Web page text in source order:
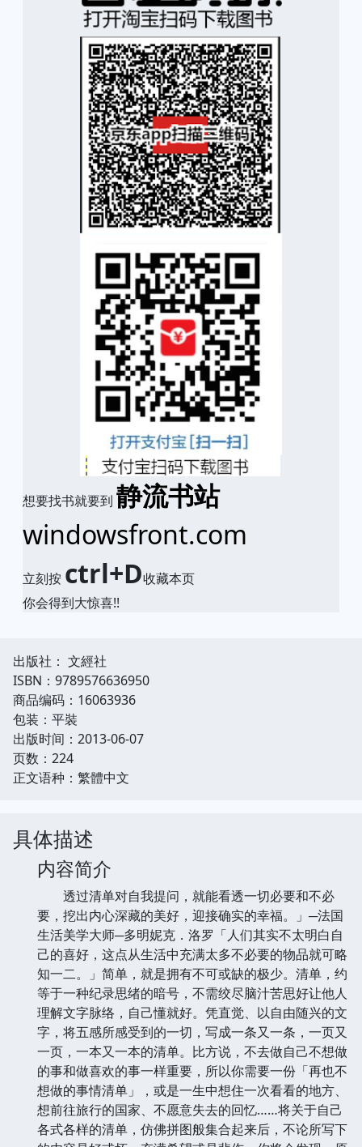
想要找书就要到 静流书站
windowsfront.com
立刻按 ctrl+D收藏本页
你会得到大惊喜!!
出版社： 文經社
ISBN：9789576636950
商品编码：16063936
包装：平裝
出版时间：2013-06-07
页数：224
正文语种：繁體中文
具体描述
内容简介
透过清单对自我提问，就能看透一切必要和不必
要，挖出内心深藏的美好，迎接确实的幸福。」─法国
生活美学大师─多明妮克．洛罗「人们其实不太明白自
己的喜好，这点从生活中充满太多不必要的物品就可略
知一二。」简单，就是拥有不可或缺的极少。清单，约
等于一种纪录思绪的暗号，不需绞尽脑汁苦思好让他人
理解文字脉络，自己懂就好。凭直觉、以自由随兴的文
字，将五感所感受到的一切，写成一条又一条，一页又
一页，一本又一本的清单。比方说，不去做自己不想做
的事和做喜欢的事一样重要，所以你需要一份「再也不
想做的事情清单」，或是一生中想住一次看看的地方、
想前往旅行的国家、不愿意失去的回忆……将关于自己
各式各样的清单，仿佛拼图般集合起来后，不论所写下